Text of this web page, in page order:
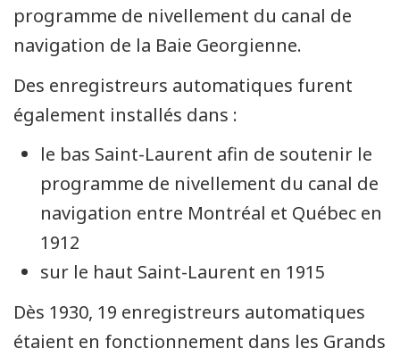
programme de nivellement du canal de
navigation de la Baie Georgienne.
Des enregistreurs automatiques furent
également installés dans :
le bas Saint-Laurent afin de soutenir le
programme de nivellement du canal de
navigation entre Montréal et Québec en
1912
sur le haut Saint-Laurent en 1915
Dès 1930, 19 enregistreurs automatiques
étaient en fonctionnement dans les Grands